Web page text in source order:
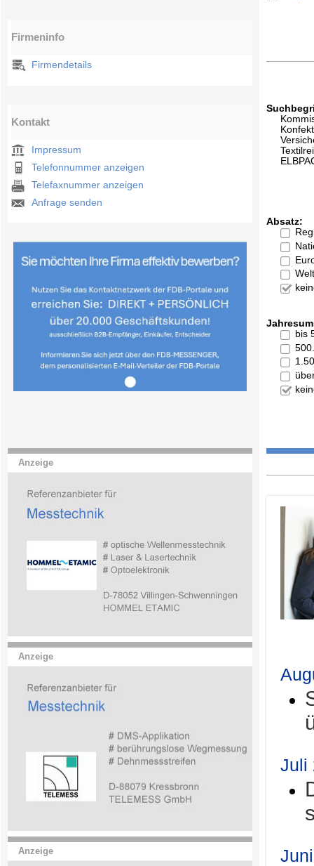
Firmeninfo
Firmendetails
Kontakt
Impressum
Telefonnummer anzeigen
Telefaxnummer anzeigen
Anfrage senden
Anzeige
Anzeige
Anzeige
Absatz:
bis
Juli